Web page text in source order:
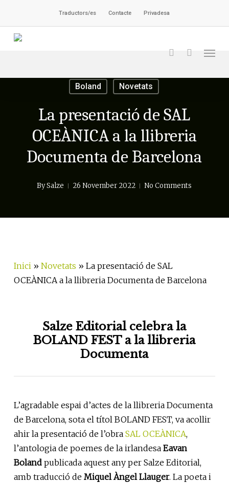
main
Traductors/es Contacte Privadesa
search
Boland Novetats
La presentació de SAL
OCEÀNICA a la llibreria
Documenta de Barcelona
BySalze 26 November 2022 No Comments
Inici» Novetats » La presentació de SAL
OCEÀNICA a la llibreria Documenta de Barcelona
Salze Editorial celebra la
BOLAND FEST a la llibreria
Documenta
L’agradable espai d’actes de la llibreria Documenta
de Barcelona, sota el títol BOLAND FEST, va acollir
ahir la presentació de l’obraSAL OCEÀNICA,
l’antologia de poemes de la irlandesaEavan
Boland publicada aquest any per Salze Editorial,
amb traducció deMiquel Àngel Llauger. La poeta i